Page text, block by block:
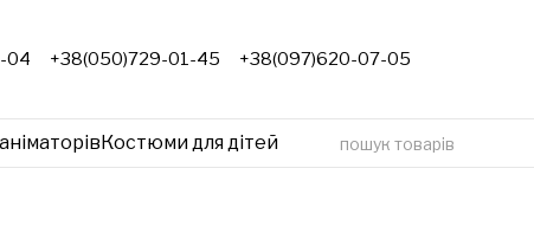
04 +38(050)729-01-45 +38(097)620-07-05
Костюми для дітей